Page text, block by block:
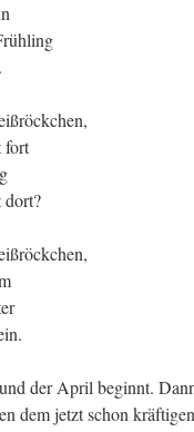
fort
der April beginnt.
dem jetzt schon